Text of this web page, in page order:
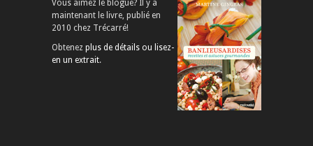
Vous aimez le blogue? Il y a
maintenant le livre, publié en
2010 chez Trécarré!
Obtenez plus de détails ou lisez-
en un extrait.